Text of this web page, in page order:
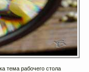
тема рабочего стола